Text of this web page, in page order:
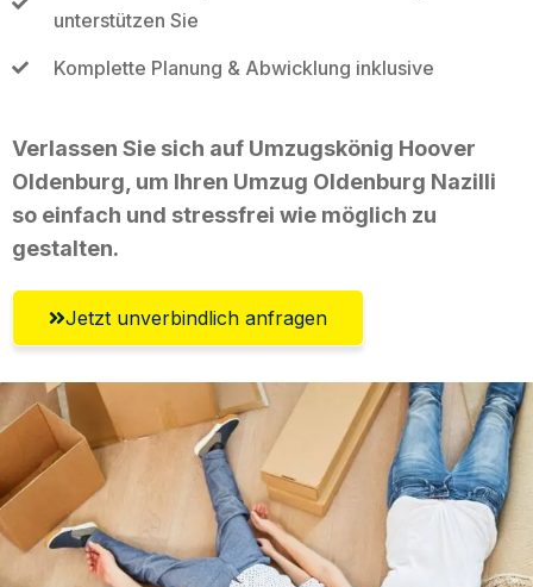
unterstützen Sie
Komplette Planung & Abwicklung inklusive
Verlassen Sie sich auf Umzugskönig Hoover
Oldenburg, um Ihren Umzug Oldenburg Nazilli
so einfach und stressfrei wie möglich zu
gestalten.
Jetzt unverbindlich anfragen